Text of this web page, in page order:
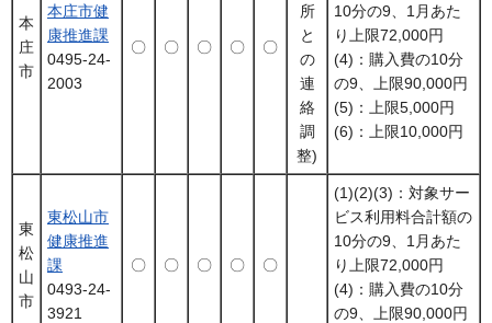
本
庄
市
本庄市健
康推進課
0495-24-
2003
〇 〇 〇 〇 〇
所
と
の
連
絡
調
整)
10分の9、1月あた
り上限72,000円
(4)：購入費の10分
の9、上限90,000円
(5)：上限5,000円
(6)：上限10,000円
東
松
山
市
東松山市
健康推進
課
0493-24-
3921
〇 〇 〇 〇 〇
(1)(2)(3)：対象サー
ビス利用料合計額の
10分の9、1月あた
り上限72,000円
(4)：購入費の10分
の9、上限90,000円